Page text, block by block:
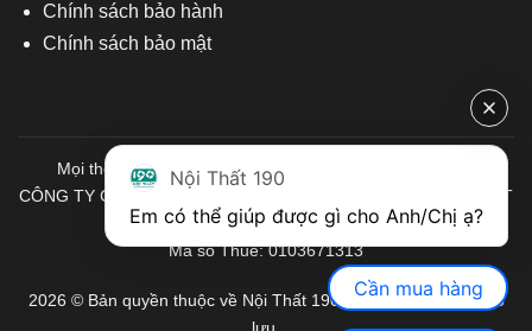
Chính sách bảo hành
Chính sách bảo mật
Mọi thông tin quý khách hàng vui lòng liên hệ chúng tôi:
CÔNG TY CỔ PHẦN ĐẦU TƯ THƯƠNG MẠI VÀ SẢN XUẤT VIỆT
NỘI THẤT
Mã số Thuế: 0103671313
2026 © Bản quyền thuộc về Nội Thất 190. Mọi quyền được bảo
lưu.
Nội Thất 190
Cần mua hàng